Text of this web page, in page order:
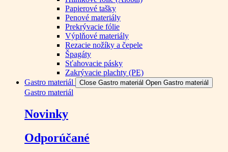
Papierové tašky
Penové materiály
Prekrývacie fólie
Výplňové materiály
Rezacie nožíky a čepele
Špagáty
Sťahovacie pásky
Zakrývacie plachty (PE)
Gastro materiál
Close Gastro materiál Open Gastro materiál
Gastro materiál
Novinky
Odporúčané